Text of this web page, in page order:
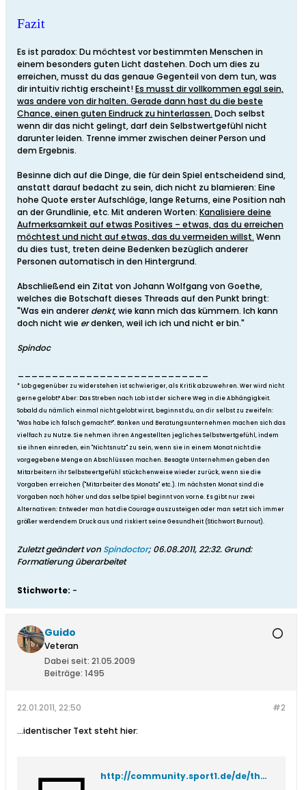
Fazit
Es ist paradox: Du möchtest vor bestimmten Menschen in
einem besonders guten Licht dastehen. Doch um dies zu
erreichen, musst du das genaue Gegenteil von dem tun, was
dir intuitiv richtig erscheint!Es musst dir vollkommen egal sein,
was andere von dir halten. Gerade dann hast du die beste
Chance, einen guten Eindruck zu hinterlassen. Doch selbst
wenn dir das nicht gelingt, darf dein Selbstwertgefühl nicht
darunter leiden. Trenne immer zwischen deiner Person und
dem Ergebnis.
Besinne dich auf die Dinge, die für dein Spiel entscheidend sind,
anstatt darauf bedacht zu sein, dich nicht zu blamieren: Eine
hohe Quote erster Aufschläge, lange Returns, eine Position nah
an der Grundlinie, etc. Mit anderen Worten: Kanalisiere deine
Aufmerksamkeit auf etwas Positives – etwas, das du erreichen
möchtest und nicht auf etwas, das du vermeiden willst. Wenn
du dies tust, treten deine Bedenken bezüglich anderer
Personen automatisch in den Hintergrund.
Abschließend ein Zitat von Johann Wolfgang von Goethe,
welches die Botschaft dieses Threads auf den Punkt bringt:
"Was ein anderer denkt, wie kann mich das kümmern. Ich kann
doch nicht wie erdenken, weil ich ich und nicht er bin."
Spindoc
* Lob gegenüber zu widerstehen ist schwieriger, als Kritik abzuwehren. Wer wird nicht
gerne gelobt? Aber: Das Streben nach Lob ist der sichere Weg in die Abhängigkeit.
Sobald du nämlich einmal nicht gelobt wirst, beginnst du, an dir selbst zu zweifeln:
"Was habe ich falsch gemacht?". Banken und Beratungsunternehmen machen sich das
vielfach zu Nutze. Sie nehmen ihren Angestellten jegliches Selbstwertgefühl, indem
sie ihnen einreden, ein "Nichtsnutz" zu sein, wenn sie in einem Monat nicht die
vorgegebene Menge an Abschlüssen machen. Besagte Unternehmen geben den
Mitarbeitern ihr Selbstwertgefühl stückchenweise wieder zurück, wenn sie die
Vorgaben erreichen ("Mitarbeiter des Monats" etc.). Im nächsten Monat sind die
Vorgaben noch höher und das selbe Spiel beginnt von vorne. Es gibt nur zwei
Alternativen: Entweder man hat die Courage auszusteigen oder man setzt sich immer
größer werdendem Druck aus und riskiert seine Gesundheit (Stichwort Burnout).
Zuletzt geändert von Spindoctor; 06.08.2011, 22:32. Grund:
Formatierung überarbeitet
Stichworte: -
Guido
Veteran
Dabei seit: 21.05.2009
Beiträge: 1495
#2
22.01.2011, 22:50
...identischer Text steht hier:
http://community.sport1.de/de/thema/die-gedanken-der-anderen,37774091.html